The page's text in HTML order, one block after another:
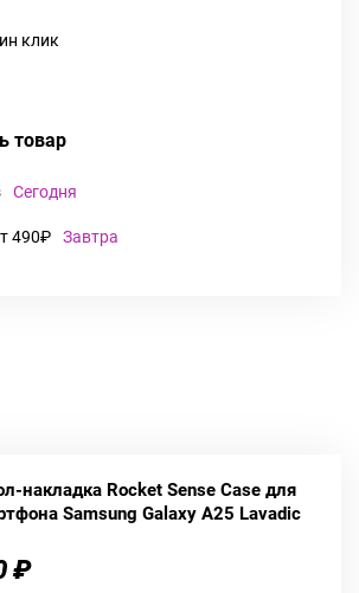
клик
товар
Сегодня
490₽ Завтра
накладка Rocket Sense Case для
Samsung Galaxy A25 Lavadic
₽